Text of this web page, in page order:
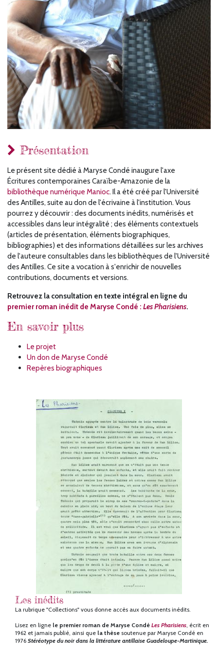
Présentation
Le présent site dédié à Maryse Condé inaugure l'axe
Écritures contemporaines Caraïbe-Amazonie de la
bibliothèque numérique Manioc. Il a été créé par l'Université
des Antilles, suite au don de l'écrivaine à l'institution. Vous
pourrez y découvrir : des documents inédits, numérisés et
accessibles dans leur intégralité ; des éléments contextuels
(articles de présentation, éléments biographiques,
bibliographies) et des informations détaillées sur les archives
de l'auteure consultables dans les bibliothèques de l'Université
des Antilles. Ce site a vocation à s'enrichir de nouvelles
contributions, documents et versions.
Retrouvez la consultation en texte intégral en ligne du
premier roman inédit de Maryse Condé : Les Pharisiens.
En savoir plus
Le projet
Un don de Maryse Condé
Repères biographiques
Les inédits
La rubrique "Collections" vous donne accès aux documents inédits.
Lisez en ligne le premier roman de Maryse Condé Les Pharisiens, écrit en
1962 et jamais publié, ainsi que la thèse soutenue par Maryse Condé en
1976 Stéréotype du noir dans la littérature antillaise Guadeloupe-Martinique.